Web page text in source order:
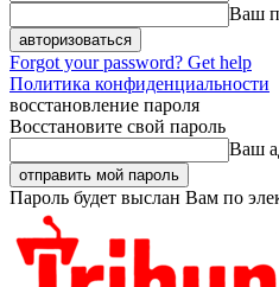
Ваш
Forgot your password? Get help
Политика конфиденциальности
восстановление пароля
Восстановите свой пароль
Ваш
Пароль будет выслан Вам по